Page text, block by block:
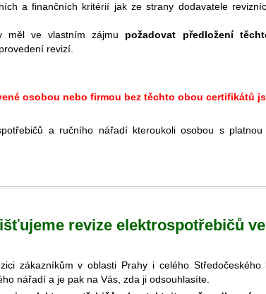
a finančních kritérií jak ze strany dodavatele
měl ve vlastním zájmu požadovat předložení
revizí.
osobou nebo firmou bez těchto obou certifikátů
a ručního nářadí kteroukoli osobou s platnou
revize elektrospotřebičů
zákazníkům v oblasti Prahy i celého
nářadí a je pak na Vás, zda ji odsouhlasíte.